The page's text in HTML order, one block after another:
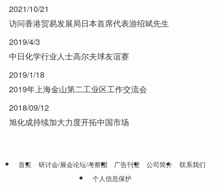
2021/10/21
访问香港贸易发展局日本首席代表游绍斌先生
2019/4/3
中日化学行业人士高尔夫球友谊赛
2019/1/18
2019年上海金山第二工业区工作交流会
2018/09/12
旭化成持续加大力度开拓中国市场
首页 研讨会/展会论坛/考察团 广告刊登 公司简介
联系我们
个人信息保护